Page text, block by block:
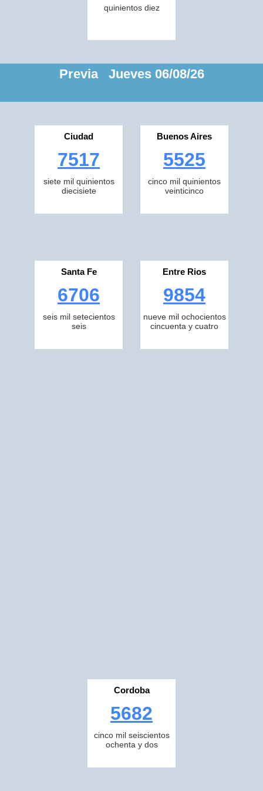
quinientos diez
Previa Jueves 06/08/26
Ciudad
7517
siete mil quinientos
diecisiete
Buenos Aires
5525
cinco mil quinientos
veinticinco
Santa Fe
6706
seis mil setecientos
seis
Entre Rios
9854
nueve mil ochocientos
cincuenta y cuatro
Cordoba
5682
cinco mil seiscientos
ochenta y dos